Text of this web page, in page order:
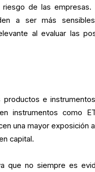
de las empresas.
a ser más
al evaluar las
e
instrumentos como
una mayor exposición
capital.
que no siempre es